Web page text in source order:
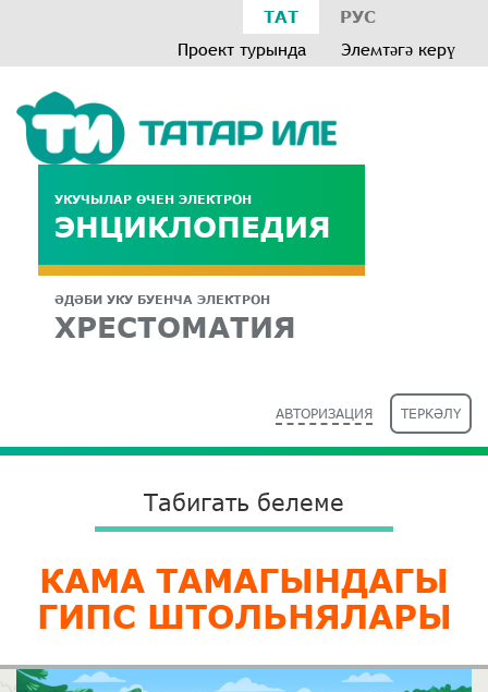
ТАТ РУС
Проект турында Элемтәгә керү
УКУЧЫЛАР ӨЧЕН ЭЛЕКТРОН
ЭНЦИКЛОПЕДИЯ
ӘДӘБИ УКУ БУЕНЧА ЭЛЕКТРОН
ХРЕСТОМАТИЯ
АВТОРИЗАЦИЯ ТЕРКӘЛҮ
Табигать белеме
КАМА ТАМАГЫНДАГЫ
ГИПС ШТОЛЬНЯЛАРЫ